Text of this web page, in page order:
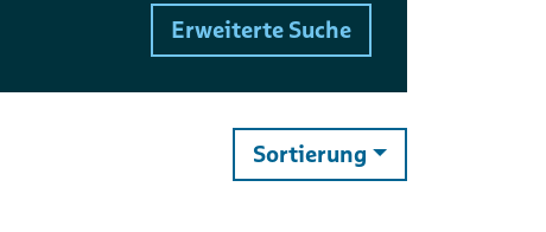
Erweiterte Suche
Sortierungändern